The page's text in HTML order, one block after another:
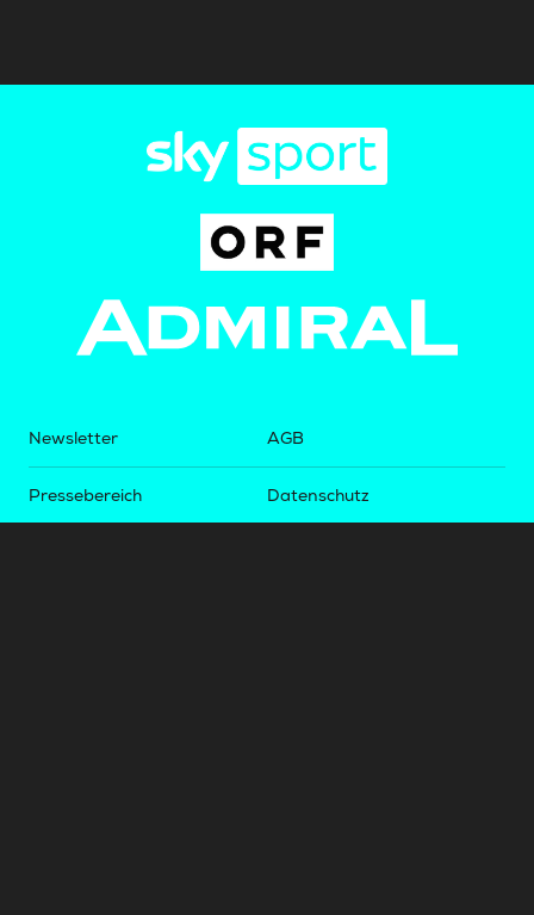
Newsletter
Pressebereich
AGB
Datenschutz